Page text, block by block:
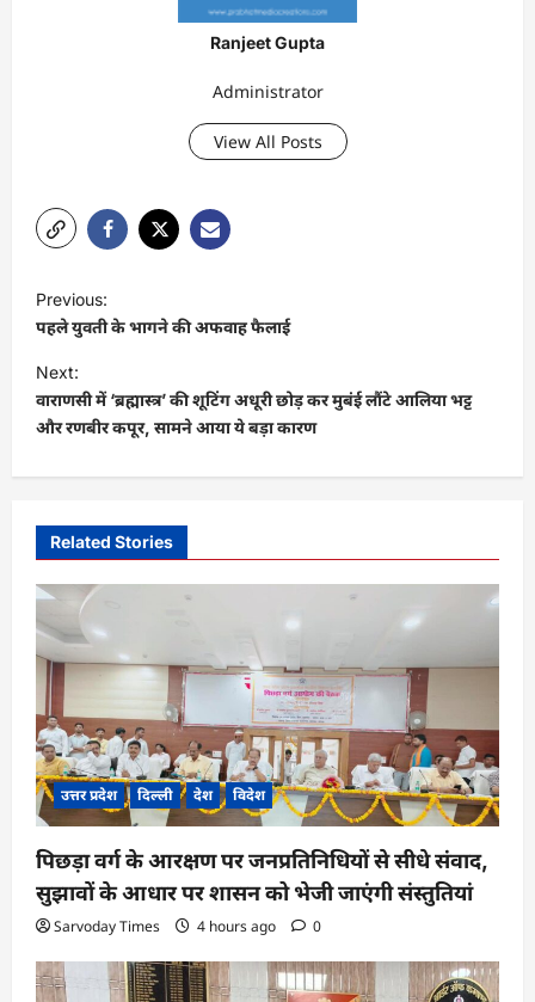
Ranjeet Gupta
Administrator
View All Posts
o
s
t
n
a
g
a
t
o
n
Previous:
पहले युवती के भागने की अफवाह फैलाई
Next:
वाराणसी में ‘ब्रह्मास्त्र’ की शूटिंग अधूरी छोड़ कर मुबंई लौंटे आलिया भट्ट
और रणबीर कपूर, सामने आया ये बड़ा कारण
Related Stories
उत्तर प्रदेश दिल्ली देश विदेश
पिछड़ा वर्ग के आरक्षण पर जनप्रतिनिधियों से सीधे संवाद,
सुझावों के आधार पर शासन को भेजी जाएंगी संस्तुतियां
Sarvoday Times 4 hours ago 0